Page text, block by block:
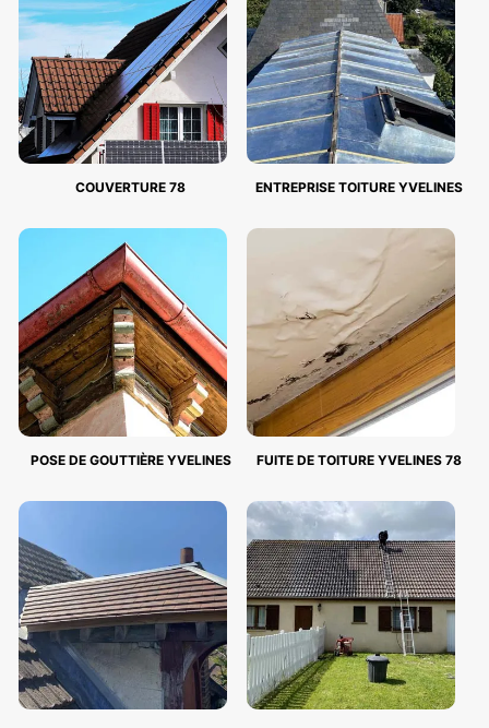
COUVERTURE 78 ENTREPRISE TOITURE YVELINES
POSE DE GOUTTIÈRE YVELINES FUITE DE TOITURE YVELINES 78